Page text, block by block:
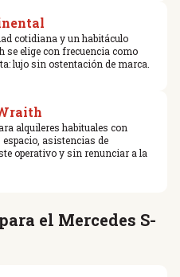
cotidiana y un habitáculo
se elige con frecuencia como
lujo sin ostentación de marca.
alquileres habituales con
asistencias de
operativo y sin renunciar a la
el Mercedes S-